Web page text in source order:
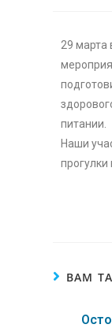
29 марта
питании.
Наши
ВАМ